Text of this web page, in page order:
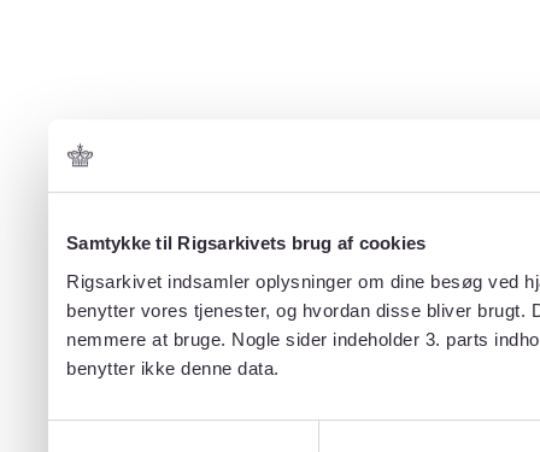
Samtykke til Rigsarkivets brug af cookies
Rigsarkivet indsamler oplysninger om dine besøg ved
benytter vores tjenester, og hvordan disse bliver
nemmere at bruge. Nogle sider indeholder 3. parts
benytter ikke denne data.